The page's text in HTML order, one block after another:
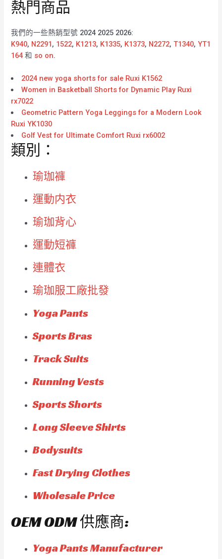
熱門商品
我們的一些熱銷型號 2024 2025 2026:
K940, N2291, 1522, K1213, K1335, K1373, N2272,T1340,YT1
164 和 so on.
2024 new yoga shorts for sale Ruxi K1562
Women in Basketball Shorts for Dynamic Play Ruxi
rx7022
Geometric Pattern Yoga Leggings for a Modern Look
Ruxi YK1030
Golf Vest for Ultimate Comfort Ruxi rx6002
類別：
瑜珈褲
運動内衣
瑜珈背心
運動短褲
連體衣
瑜珈服工廠批發
Yoga Pants
Sports Bras
Track Suits
Running Vests
Sports Shorts
Long Sleeve Shirts
Bodysuits
Fast Drying Clothes
Wholesale Price
OEM ODM 供應商:
Yoga Pants Manufacturer